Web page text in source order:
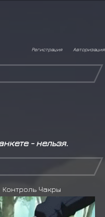
Авторизация
Регистрация
- нельзя.
Контроль Чакры